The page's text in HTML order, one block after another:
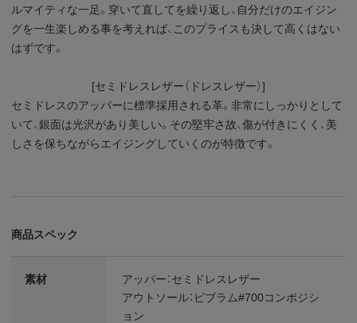
ルマイティな一足。穿いて直してを繰り返し、自分だけのエイジン
グを一生楽しめる事を考えれば、このプライスも決して高くはない
はずです。
[セミドレスレザー（ドレスレザー）]
セミドレスのアッパーに標準採用される革。非常にしっかりとして
いて、銀面は光沢があり美しい。その堅牢さ故、傷が付きにくく、美
しさを保ちながらエイジングしていくのが特徴です。
商品スペック
素材
アッパー：セミドレスレザー
アウトソール：ビブラム#700コンポジシ
ョン